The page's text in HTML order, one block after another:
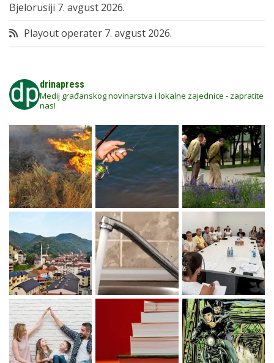
Bjelorusiji 7. avgust 2026.
Playout operater 7. avgust 2026.
drinapress
Medij građanskog novinarstva i lokalne zajednice - zapratite
nas!